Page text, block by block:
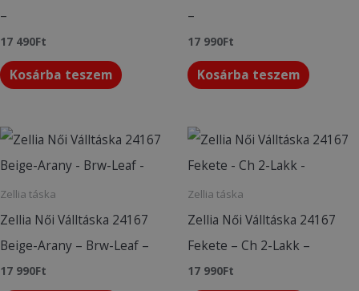
–
17 490Ft
Kosárba teszem
–
17 990Ft
Kosárba teszem
Zellia táska
Zellia Női Válltáska 24167
Beige-Arany – Brw-Leaf –
17 990Ft
Zellia táska
Zellia Női Válltáska 24167
Fekete – Ch 2-Lakk –
17 990Ft